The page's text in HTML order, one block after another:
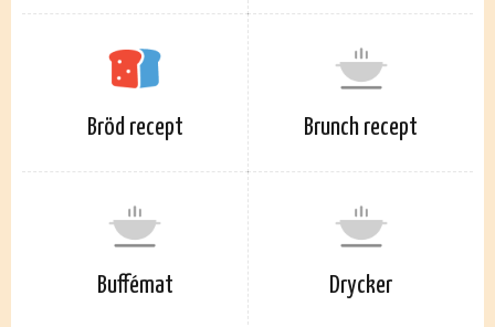
Bröd recept Brunch recept
Buffémat Drycker